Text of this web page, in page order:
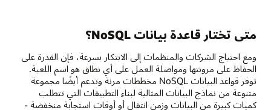
متى تختار قاعدة بيانات NoSQL؟
ومع احتياج الشركات والمنظمات إلى الابتكار بسرعة، فإن القدرة على
الحفاظ على مرونتها ومواصلة العمل على أي نطاق هو اسم اللعبة.
توفر قواعد البيانات NoSQL مخططات مرنة وتدعم أيضًا مجموعة
متنوعة من نماذج البيانات المثالية لبناء التطبيقات التي تتطلب
كميات كبيرة من البيانات وزمن انتقال أو أوقات استجابة منخفضة -